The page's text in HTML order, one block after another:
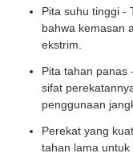
Pita suhu tinggi -
bahwa kemasan
ekstrim.
Pita tahan panas
sifat
penggunaan
Perekat yang
tahan lama untuk